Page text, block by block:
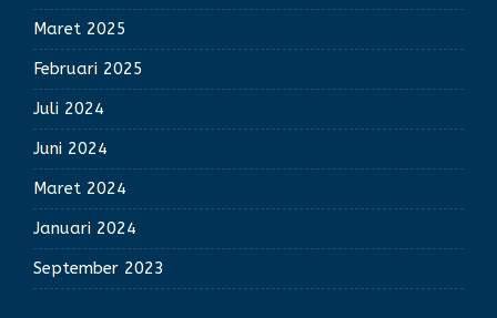
Maret 2025
Februari 2025
Juli 2024
Juni 2024
Maret 2024
Januari 2024
September 2023